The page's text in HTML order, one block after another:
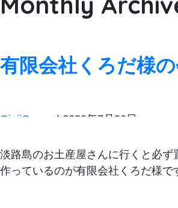
有限会社くろだ様
GinjiOnsen | 2020年7月30日
淡路島のお土産屋さんに行くと必
作っているのが有限会社くろだ様